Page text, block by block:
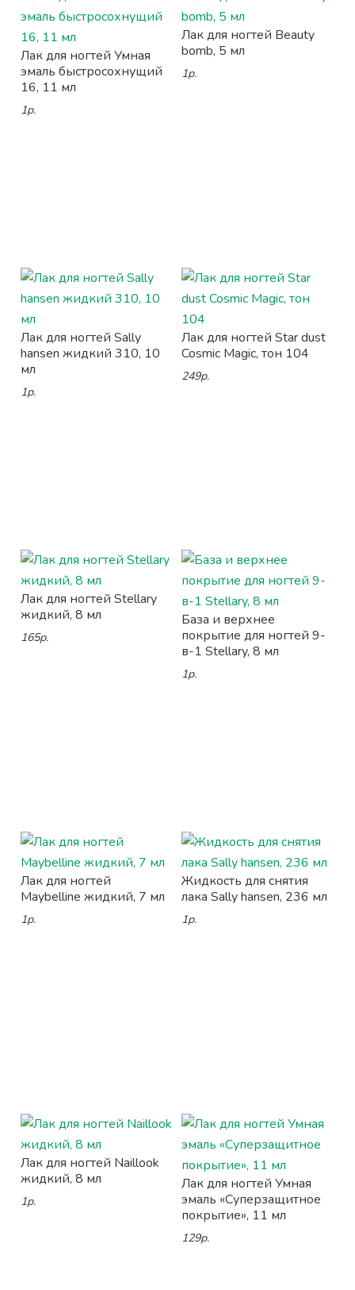
Лак для ногтей Умная
эмаль быстросохнущий
16, 11 мл
1р.
Лак для ногтей Beauty
bomb, 5 мл
1р.
Лак для ногтей Sally
hansen жидкий 310, 10
мл
1р.
Лак для ногтей Star dust
Cosmic Magic, тон 104
249р.
Лак для ногтей Stellary
жидкий, 8 мл
165р.
База и верхнее
покрытие для ногтей 9-
в-1 Stellary, 8 мл
1р.
Лак для ногтей
Maybelline жидкий, 7 мл
1р.
Жидкость для снятия
лака Sally hansen, 236 мл
1р.
Лак для ногтей Naillook
жидкий, 8 мл
1р.
Лак для ногтей Умная
эмаль «Суперзащитное
покрытие», 11 мл
129р.